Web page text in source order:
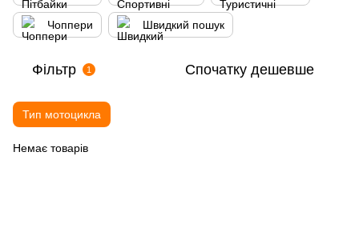
Чоппери Швидкий пошук
Фільтр 1 Спочатку дешевше
Тип мотоцикла
Немає товарів